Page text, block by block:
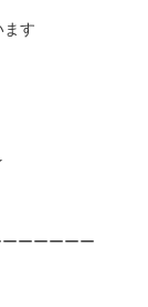
ます
ーーーーー